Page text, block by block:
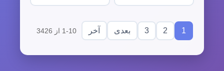
1
2
3 بعدی آخر 1-10 از 3426